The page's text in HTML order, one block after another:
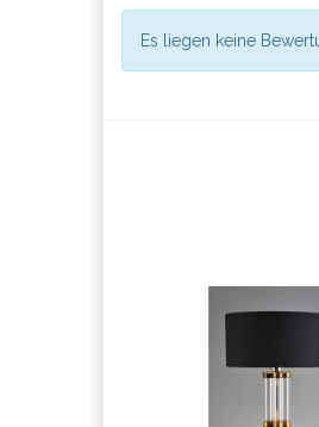
Es liegen keine